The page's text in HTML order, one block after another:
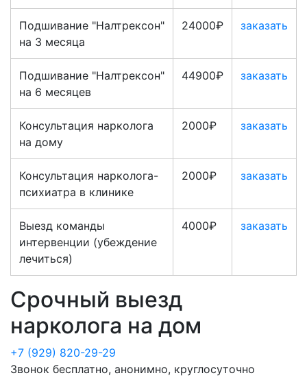
Подшивание "Налтрексон"
на 3 месяца
24000₽ заказать
Подшивание "Налтрексон"
на 6 месяцев
44900₽ заказать
Консультация нарколога
на дому
2000₽ заказать
Консультация нарколога-
психиатра в клинике
2000₽ заказать
Выезд команды
интервенции (убеждение
лечиться)
4000₽ заказать
Срочный выезд
нарколога на дом
+7 (929) 820-29-29
Звонок бесплатно, анонимно, круглосуточно